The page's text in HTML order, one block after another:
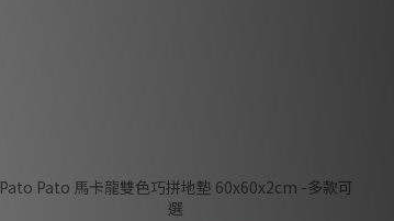
Pato Pato 馬卡龍雙色巧拼地墊 60x60x2cm -多款可
選